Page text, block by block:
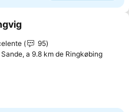
aos favoritos
95
a 9.8 km de Ringkøbing